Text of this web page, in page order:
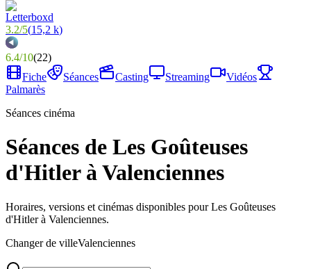
3.2/5(15,2 k)
6.4/10(22)
Fiche
Séances Casting Streaming
Vidéos
Palmarès
Séances cinéma
Séances de Les Goûteuses
d'Hitler à Valenciennes
Horaires, versions et cinémas disponibles pour Les Goûteuses
d'Hitler à Valenciennes.
Changer de villeValenciennes